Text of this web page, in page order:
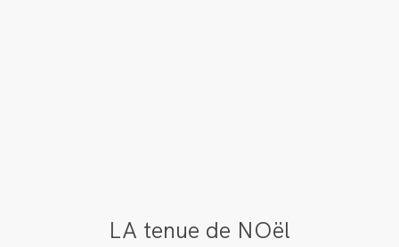
LA tenue de NOël